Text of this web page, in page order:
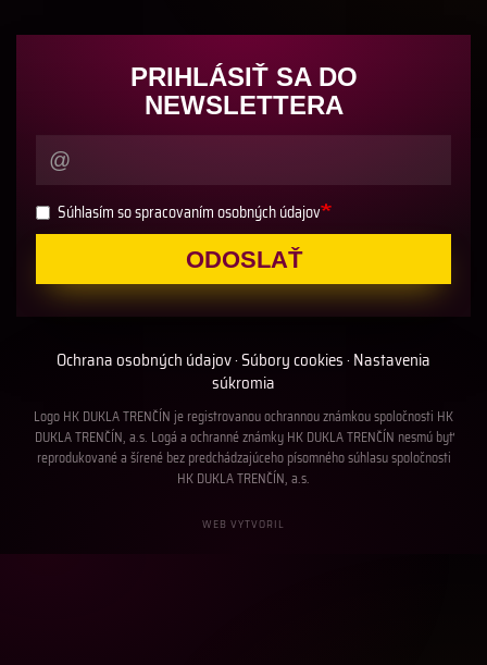
PRIHLÁSIŤ SA DO
NEWSLETTERA
Súhlasím so spracovaním osobných údajov
ODOSLAŤ
Ochrana osobných údajov·Súbory cookies· Nastavenia
súkromia
Logo HK DUKLA TRENČÍN je registrovanou ochrannou známkou spoločnosti HK
DUKLA TRENČÍN, a.s. Logá a ochranné známky HK DUKLA TRENČÍN nesmú byť
reprodukované a šírené bez predchádzajúceho písomného súhlasu spoločnosti
HK DUKLA TRENČÍN, a.s.
WEB VYTVORIL